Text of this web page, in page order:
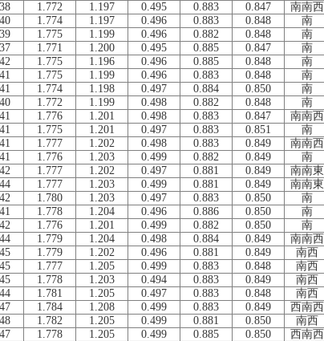
1.772 1.197 0.495 0.883 0.847 南南西
1.774 1.197 0.496 0.883 0.848 南
1.775 1.199 0.496 0.882 0.848 南
1.771 1.200 0.495 0.885 0.847 南
1.775 1.196 0.496 0.885 0.848 南
1.775 1.199 0.496 0.883 0.848 南
1.774 1.198 0.497 0.884 0.850 南
1.772 1.199 0.498 0.882 0.848 南
1.776 1.201 0.498 0.883 0.847 南南西
1.775 1.201 0.497 0.883 0.851 南
1.777 1.202 0.498 0.883 0.849 南南西
1.776 1.203 0.499 0.882 0.849 南
1.777 1.202 0.497 0.881 0.849 南南東
1.777 1.203 0.499 0.881 0.849 南南東
1.780 1.203 0.497 0.883 0.850 南
1.778 1.204 0.496 0.886 0.850 南
1.776 1.201 0.499 0.882 0.850 南
1.779 1.204 0.498 0.884 0.849 南南西
1.779 1.202 0.496 0.881 0.849 南西
1.777 1.205 0.499 0.883 0.848 南西
1.778 1.203 0.494 0.883 0.849 南西
1.781 1.205 0.497 0.883 0.848 南西
1.784 1.208 0.499 0.883 0.849 西南西
1.782 1.205 0.499 0.881 0.850 南西
1.778 1.205 0.499 0.885 0.850 西南西